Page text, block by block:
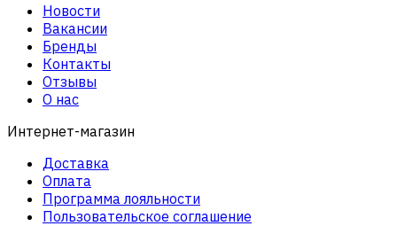
Новости
Вакансии
Бренды
Контакты
Отзывы
О нас
Интернет-магазин
Доставка
Оплата
Программа лояльности
Пользовательское соглашение